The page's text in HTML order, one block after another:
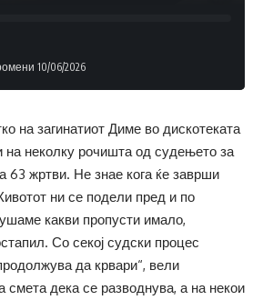
10/06/2026
на загинатиот Диме во дискотеката
на неколку рочишта од судењето за
63 жртви. Не знае кога ќе заврши
ни се подели пред и по
какви пропусти имало,
Со секој судски процес
да крвари“, вели
дека се разводнува, а на некои